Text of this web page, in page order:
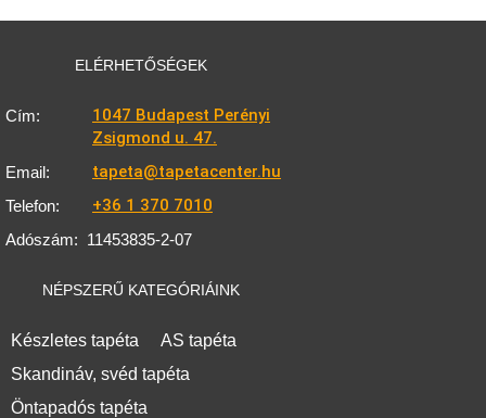
ELÉRHETŐSÉGEK
Cím:
1047 Budapest Perényi
Zsigmond u. 47.
Email: tapeta@tapetacenter.hu
Telefon: +36 1 370 7010
Adószám: 11453835-2-07
NÉPSZERŰ KATEGÓRIÁINK
Készletes tapéta
AS tapéta
Skandináv, svéd tapéta
Öntapadós tapéta